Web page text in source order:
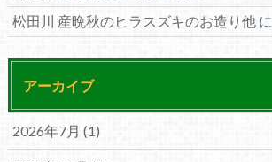
松田川 産晩秋のヒラスズキのお造り他に
アーカイブ
2026年7月 (1)